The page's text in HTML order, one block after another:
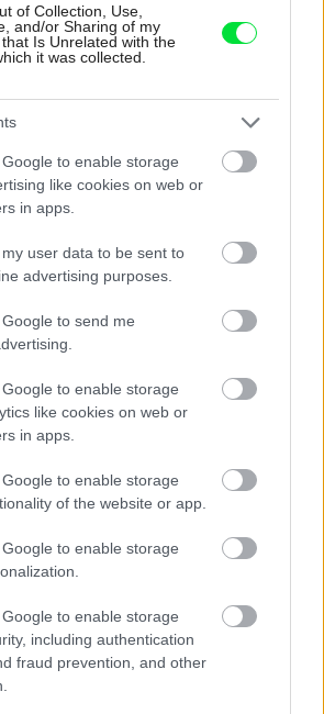
of Collection, Use,
and/or Sharing of my
Is Unrelated with the
it was collected.
to enable storage
like cookies on web or
in apps.
user data to be sent to
advertising purposes.
to send me
to enable storage
like cookies on web or
in apps.
to enable storage
of the website or app.
to enable storage
to enable storage
including authentication
fraud prevention, and other
a farebné lodžie:
zaujmú na prvý pohľad